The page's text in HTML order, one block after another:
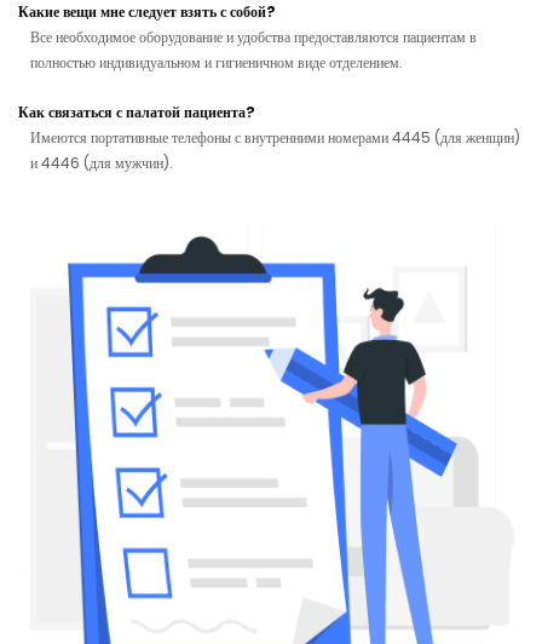
Какие вещи мне следует взять с собой?
Все необходимое оборудование и удобства предоставляются пациентам в
полностью индивидуальном и гигиеничном виде отделением.
Как связаться с палатой пациента?
Имеются портативные телефоны с внутренними номерами 4445 (для женщин)
и 4446 (для мужчин).